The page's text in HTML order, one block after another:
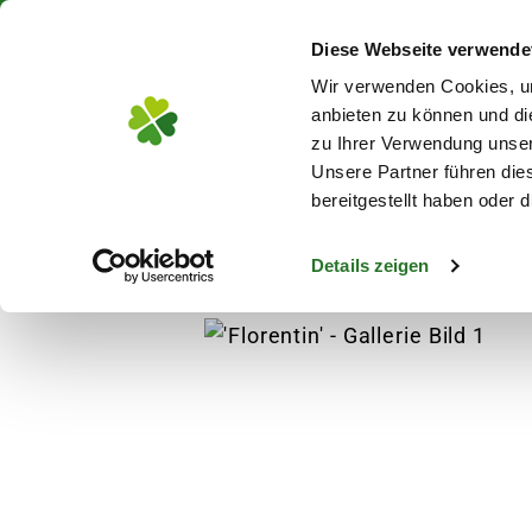
Diese Webseite
Wir verwenden Cookies,
anbieten zu können und
zu Ihrer Verwendung
Unsere Partner führen
bereitgestellt haben oder
Details zeigen
Blumen
Blumen Blumensorten Sonnenblumen